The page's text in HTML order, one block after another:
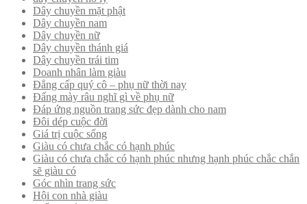
Dây chuyền mặt phật
Dây chuyền nam
Dây chuyền nữ
Dây chuyền thánh giá
Dây chuyền trái tim
Doanh nhân làm giàu
Đẳng cấp quý cô – phụ nữ thời nay
Đấng mày râu nghĩ gì về phụ nữ
Đáp ứng nguồn trang sức đẹp dành cho nam
Đôi dép cuộc đời
Giá trị cuộc sống
Giàu có chưa chắc có hạnh phúc
Giàu có chưa chắc có hạnh phúc nhưng hạnh phúc chắc chắn
sẽ giàu có
Góc nhìn trang sức
Hội con nhà giàu